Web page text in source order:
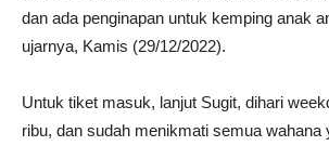
dan ada penginapan untuk kemping anak
ujarnya, Kamis (29/12/2022).
Untuk tiket masuk, lanjut Sugit, dihari
ribu, dan sudah menikmati semua wahana